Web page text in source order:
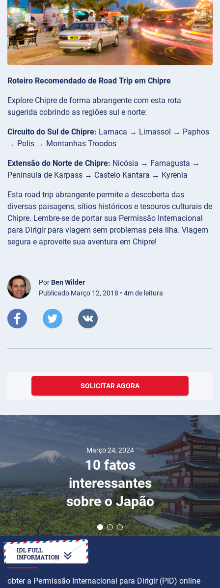
Roteiro Recomendado de Road Trip em Chipre
Explore Chipre de forma abrangente com esta rota
sugerida cobrindo as regiões sul e norte:
Circuito do Sul de Chipre: Larnaca → Limassol → Paphos
→ Polis → Montanhas Troodos
Extensão do Norte de Chipre: Nicósia → Famagusta →
Península de Karpass → Castelo Kantara → Kyrenia
Esta road trip abrangente permite a descoberta das
diversas paisagens, sítios históricos e tesouros culturais de
Chipre. Lembre-se de portar sua Permissão Internacional
para Dirigir para viagem sem problemas pela ilha. Viagem
segura e aproveite sua aventura em Chipre!
Por Ben Wilder
Publicado Março 12, 2018 • 4m de leitura
SOLICITAR AGORA
Março 24, 2024
10 fatos
interessantes
sobre o Japão
COMO
obter a Permissão Internacional para Dirigir (PID) online